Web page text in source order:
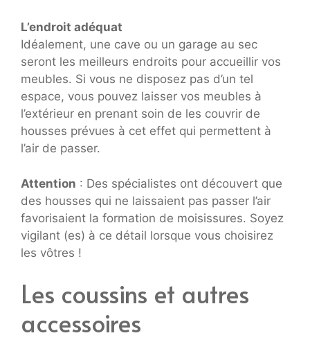
L’endroit adéquat
Idéalement, une cave ou un garage au sec
seront les meilleurs endroits pour accueillir vos
meubles. Si vous ne disposez pas d’un tel
espace, vous pouvez laisser vos meubles à
l’extérieur en prenant soin de les couvrir de
housses prévues à cet effet qui permettent à
l’air de passer.
Attention : Des spécialistes ont découvert que
des housses qui ne laissaient pas passer l’air
favorisaient la formation de moisissures. Soyez
vigilant (es) à ce détail lorsque vous choisirez
les vôtres !
Les coussins et autres
accessoires